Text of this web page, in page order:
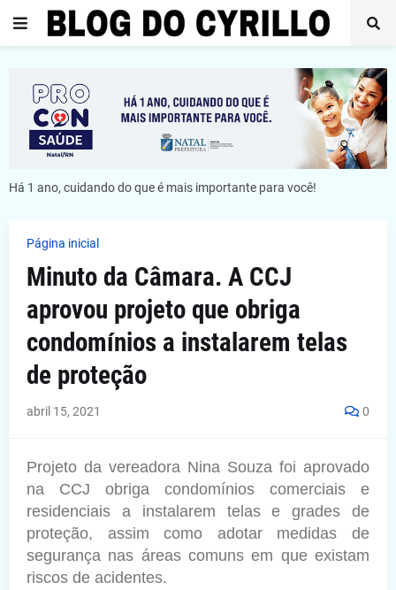
Há 1 ano, cuidando do que é mais importante para você!
Página inicial
Minuto da Câmara. A CCJ
aprovou projeto que obriga
condomínios a instalarem telas
de proteção
abril 15, 2021 0
Projeto da vereadora Nina Souza foi aprovado
na CCJ obriga condomínios comerciais e
residenciais a instalarem telas e grades de
proteção, assim como adotar medidas de
segurança nas áreas comuns em que existam
riscos de acidentes.